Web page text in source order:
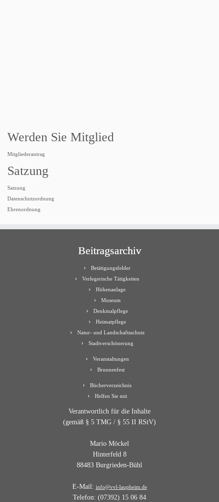
Werden Sie Mitglied
Mitgliederantrag
Satzung
Satzung
Datenschutzordnung
Ehrenordnung
Beitragsarchiv
Betätigungsfelder
Verlegerische Tätigkeiten
Höhenanlage
Museum
Denkmalpflege
Heimatpflege
Natur- und Landschaftsschutz
Stadtverschönerung
Veranstaltungen
Brunnenfest
Bücherverzeichnis
Helfen Sie mit
Verantwortlich für die Inhalte
(gemäß § 5 TMG / § 55 II RStV)
Mario Möckel
Hinterfeld 8
88483 Burgrieden-Bühl
E-Mail: info@vvl-laupheim.de
Telefon: (07392) 15 06 84